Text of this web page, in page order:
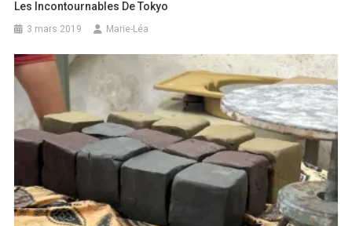
Les Incontournables De Tokyo
3 mars 2019 Marie-Léa